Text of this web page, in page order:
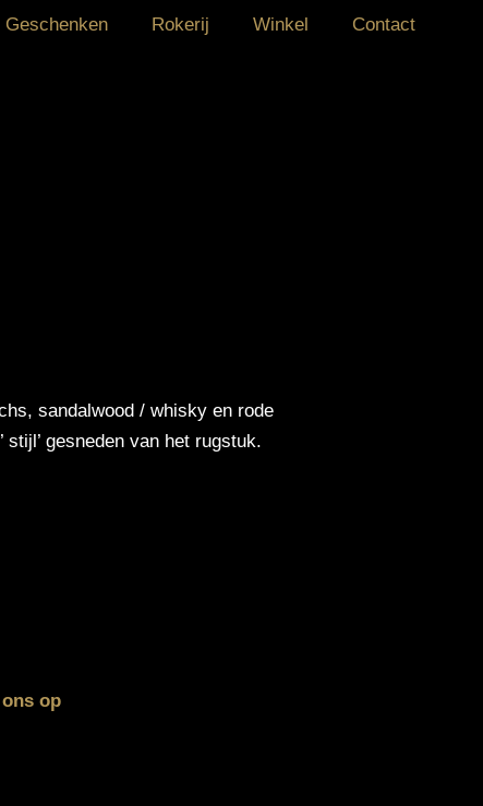
Geschenken Rokerij Winkel Contact
sandalwood / whisky en rode
gesneden van het rugstuk.
op